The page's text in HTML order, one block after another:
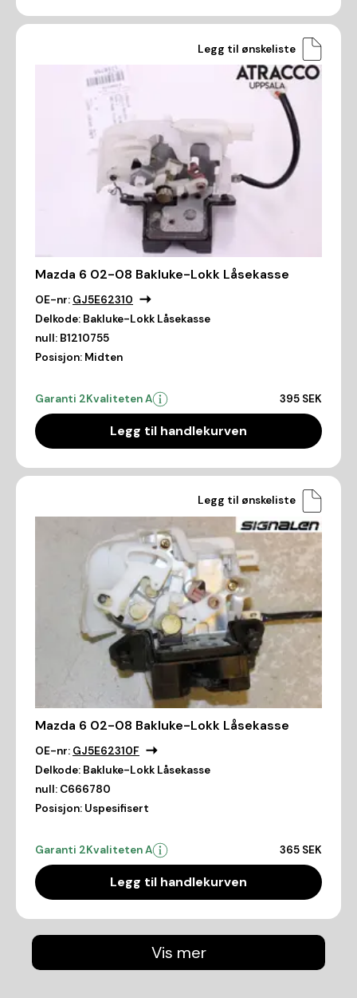
Legg til ønskeliste
Mazda 6 02-08 Bakluke-Lokk Låsekasse
OE-nr: GJ5E62310
Delkode: Bakluke-Lokk Låsekasse
null: B1210755
Posisjon: Midten
Garanti 2Kvaliteten A 395 SEK
Legg til handlekurven
Legg til ønskeliste
Mazda 6 02-08 Bakluke-Lokk Låsekasse
OE-nr: GJ5E62310F
Delkode: Bakluke-Lokk Låsekasse
null: C666780
Posisjon: Uspesifisert
Garanti 2Kvaliteten A 365 SEK
Legg til handlekurven
Vis mer